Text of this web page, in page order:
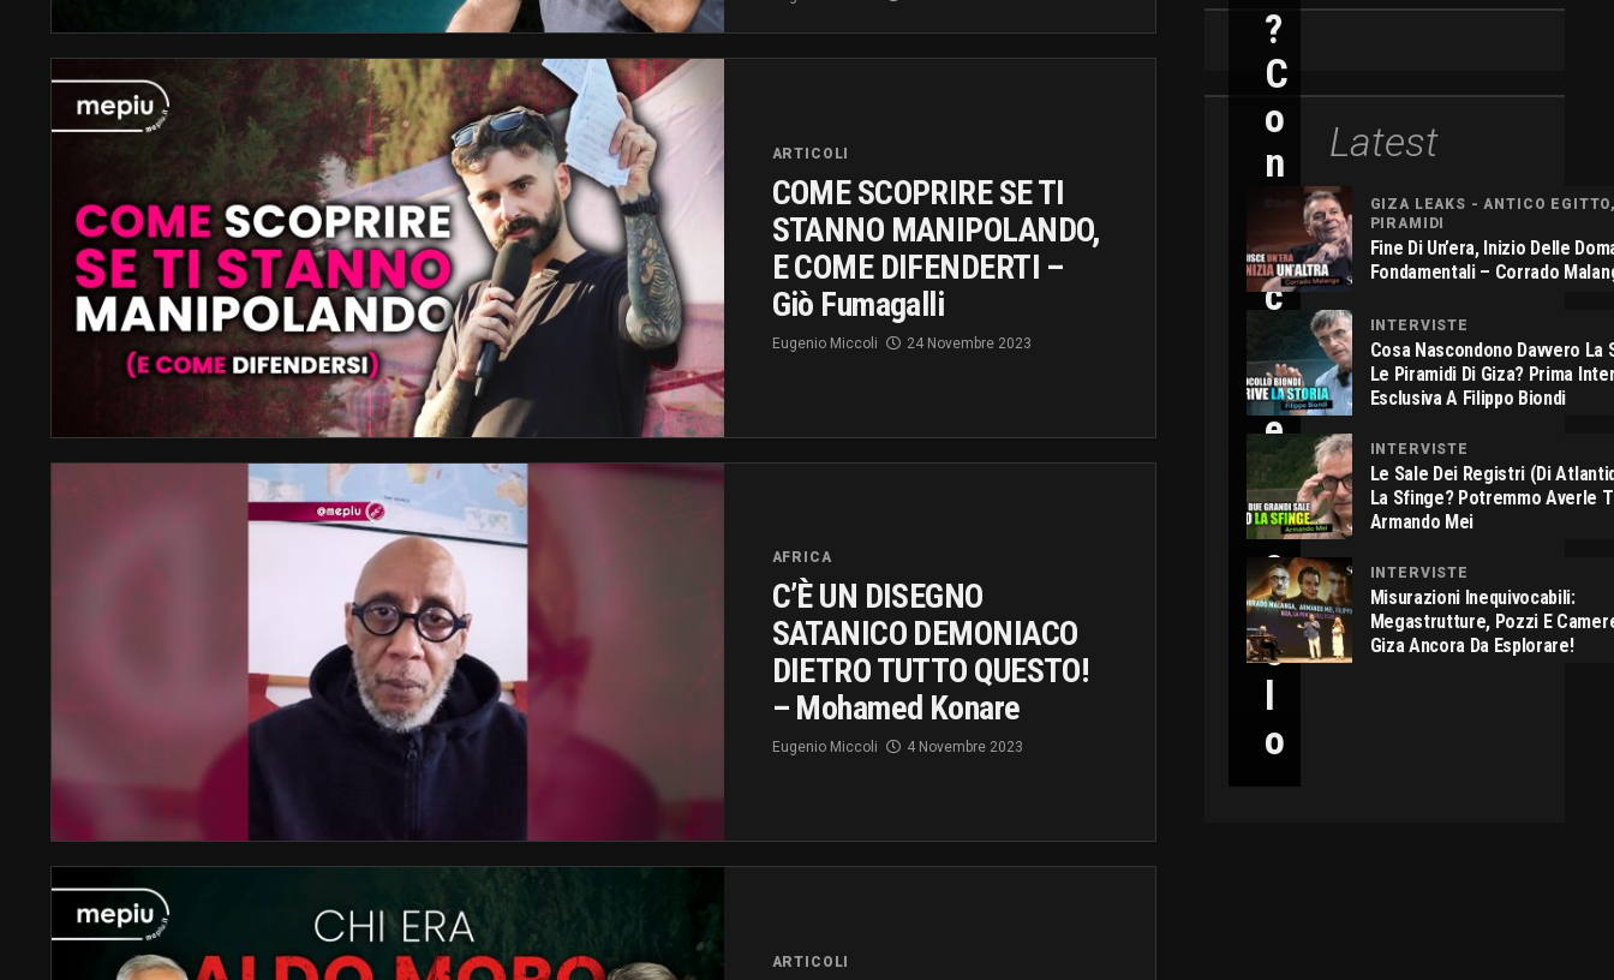
ARTICOLI
COME SCOPRIRE SE TI
STANNO MANIPOLANDO,
E COME DIFENDERTI –
Giò Fumagalli
Eugenio Miccoli 24 Novembre 2023
AFRICA
C’È UN DISEGNO
SATANICO DEMONIACO
DIETRO TUTTO QUESTO!
– Mohamed Konare
Eugenio Miccoli 4 Novembre 2023
ARTICOLI
Latest
?
C
O
N
I
C
L
E
C
I
C
C
O
L
O
GIZA LEAKS - ANTICO
PIRAMIDI
Fine Di Un’era, Inizio Delle
Fondamentali – Corrado
INTERVISTE
Cosa Nascondono Davvero La
Le Piramidi Di Giza? Prima
Esclusiva A Filippo Biondi
INTERVISTE
Le Sale Dei Registri (di
La Sfinge? Potremmo Averle
Armando Mei
INTERVISTE
Misurazioni Inequivocabili:
Megastrutture, Pozzi E
Giza Ancora Da Esplorare!